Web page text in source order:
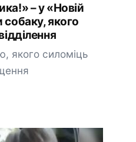
– у «Новій
собаку, якого
якого силоміць